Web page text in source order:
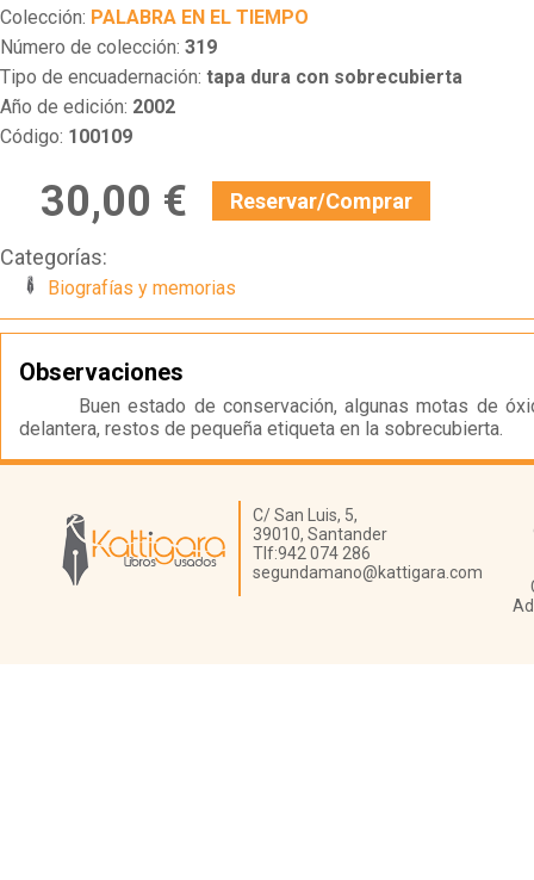
Colección: PALABRA EN EL TIEMPO
Número de colección: 319
Tipo de encuadernación: tapa dura con sobrecubierta
Año de edición: 2002
Código: 100109
30,00 € Reservar/Comprar
Categorías:
Biografías y memorias
Observaciones
Buen estado de conservación, algunas motas de
delantera, restos de pequeña etiqueta en la sobrecubierta.
Librería Kattigara
C/ San Luis, 5,
39010, Santander
Tlf:942 074 286
segundamano@kattigara.com